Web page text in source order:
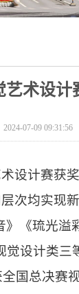
术设计
07-09
设计赛获
次均实现新
《琉光溢
觉设计类三
国总决赛